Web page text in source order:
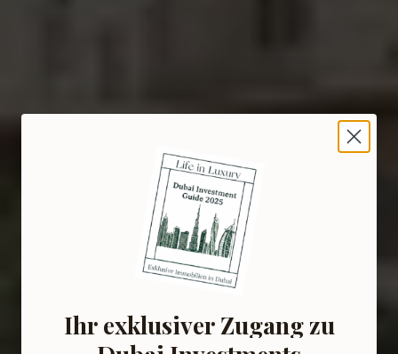
Ihr exklusiver Zugang zu